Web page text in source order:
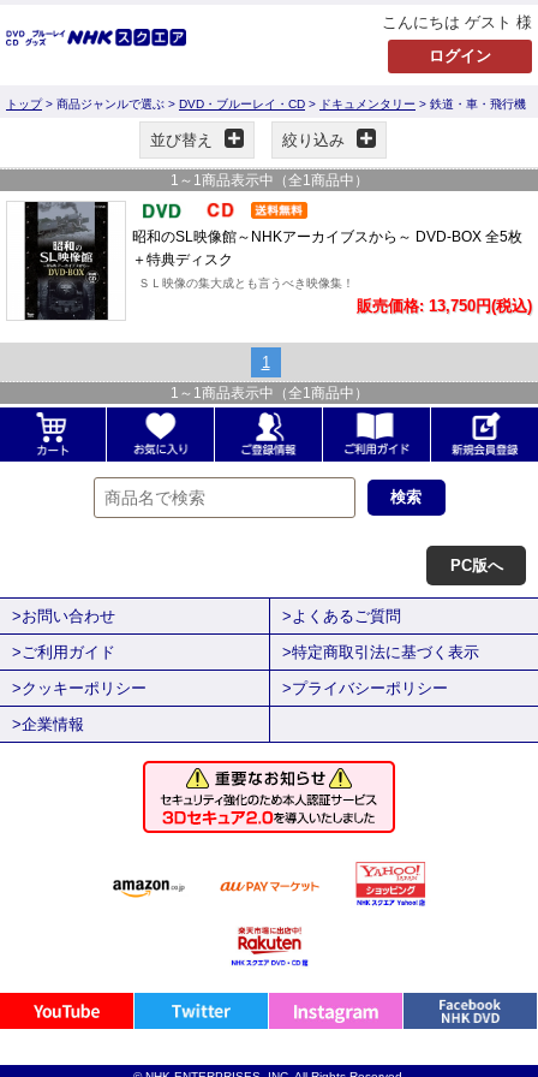
こんにちは ゲスト 様
トップ> 商品ジャンルで選ぶ > DVD・ブルーレイ・CD > ドキュメンタリー > 鉄道・車・飛行機
並び替え 絞り込み
1 ～ 1 商品表示中（全1 商品中）
昭和のSL映像館～NHKアーカイブスから～ DVD-BOX 全5枚
＋特典ディスク
ＳＬ映像の集大成とも言うべき映像集！
販売価格: 13,750円(税込)
1
1 ～ 1 商品表示中（全1 商品中）
PC版へ
>お問い合わせ
>よくあるご質問
>ご利用ガイド
>特定商取引法に基づく表示
>クッキーポリシー
>プライバシーポリシー
>企業情報